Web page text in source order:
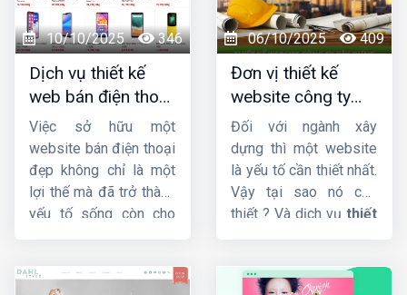
là gì ? Tầm quan trọng
và yêu cầu của thiết kế
website theo phong
thủy.
hãy theo dõi ngay bài
viết này củaCông ty
HIG.
10/10/2025 346
Dịch vụ thiết kế
web bán điện thoại
chuyên nghiệp giúp
tăng doanh số
Việc sở hữu một
website bán điện thoại
đẹp không chỉ là một
lợi thế mà đã trở thành
yếu tố sống còn cho
chuỗi bán lẻ lớn. Một
06/10/2025 409
Đơn vị thiết kế
website công ty
xây dựng chuyên
nghiệp, chuẩn SEO
Đối với ngành xây
dựng thì một website
là yếu tố cần thiết nhất.
Vậy tại sao nó cần
thiết ? Và dịch vụthiết
đẳng cấp, tích hợp sẵn